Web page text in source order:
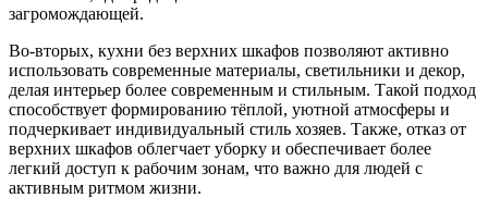
загромождающей.
Во-вторых, кухни без верхних шкафов позволяют активно
использовать современные материалы, светильники и декор,
делая интерьер более современным и стильным. Такой подход
способствует формированию тёплой, уютной атмосферы и
подчеркивает индивидуальный стиль хозяев. Также, отказ от
верхних шкафов облегчает уборку и обеспечивает более
легкий доступ к рабочим зонам, что важно для людей с
активным ритмом жизни.